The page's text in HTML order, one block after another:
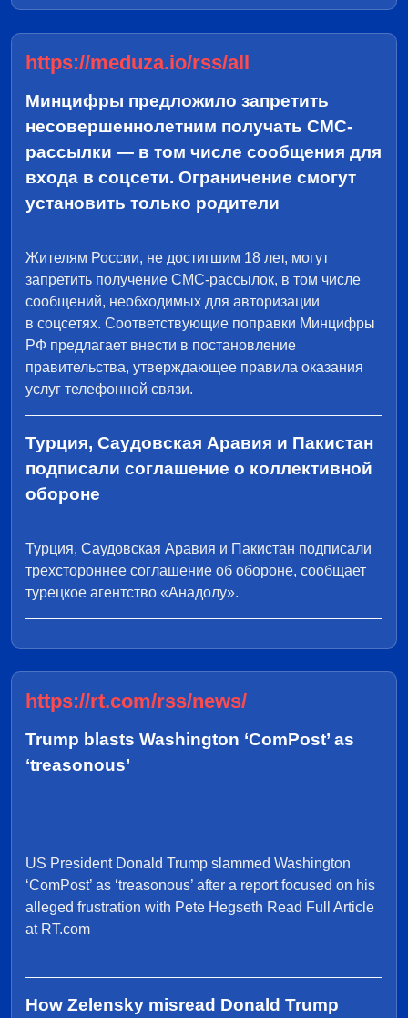
https://meduza.io/rss/all
Минцифры предложило запретить
несовершеннолетним получать СМС-
рассылки — в том числе сообщения для
входа в соцсети. Ограничение смогут
установить только родители
Жителям России, не достигшим 18 лет, могут
запретить получение СМС-рассылок, в том числе
сообщений, необходимых для авторизации
в соцсетях. Соответствующие поправки Минцифры
РФ предлагает внести в постановление
правительства, утверждающее правила оказания
услуг телефонной связи.
Турция, Саудовская Аравия и Пакистан
подписали соглашение о коллективной
обороне
Турция, Саудовская Аравия и Пакистан подписали
трехстороннее соглашение об обороне, сообщает
турецкое агентство «Анадолу».
https://rt.com/rss/news/
Trump blasts Washington ‘ComPost’ as
‘treasonous’
US President Donald Trump slammed Washington
‘ComPost’ as ‘treasonous’ after a report focused on his
alleged frustration with Pete Hegseth Read Full Article
at RT.com
How Zelensky misread Donald Trump